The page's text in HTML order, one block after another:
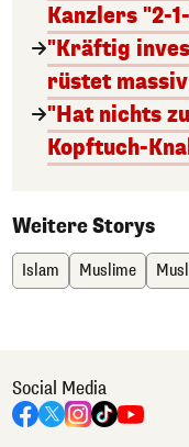
Kanzlers "2-
"Kräftig
rüstet
"Hat nichts
Kopftuch-
Weitere Storys
Islam Muslime
Social Media